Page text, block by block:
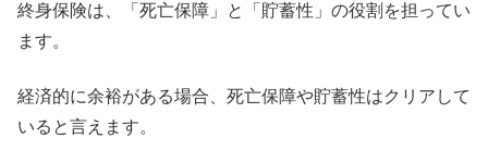
終身保険は、「死亡保障」と「貯蓄性」の役割を担ってい
ます。
経済的に余裕がある場合、死亡保障や貯蓄性はクリアして
いると言えます。